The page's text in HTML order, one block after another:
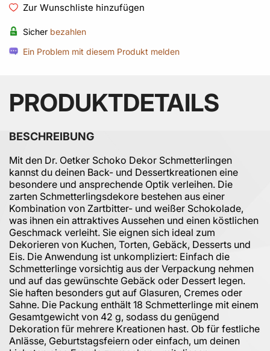
Zur Wunschliste hinzufügen
Sicher bezahlen
Ein Problem mit diesem Produkt melden
PRODUKTDETAILS
BESCHREIBUNG
Mit den Dr. Oetker Schoko Dekor Schmetterlingen
kannst du deinen Back- und Dessertkreationen eine
besondere und ansprechende Optik verleihen. Die
zarten Schmetterlingsdekore bestehen aus einer
Kombination von Zartbitter- und weißer Schokolade,
was ihnen ein attraktives Aussehen und einen köstlichen
Geschmack verleiht. Sie eignen sich ideal zum
Dekorieren von Kuchen, Torten, Gebäck, Desserts und
Eis. Die Anwendung ist unkompliziert: Einfach die
Schmetterlinge vorsichtig aus der Verpackung nehmen
und auf das gewünschte Gebäck oder Dessert legen.
Sie haften besonders gut auf Glasuren, Cremes oder
Sahne. Die Packung enthält 18 Schmetterlinge mit einem
Gesamtgewicht von 42 g, sodass du genügend
Dekoration für mehrere Kreationen hast. Ob für festliche
Anlässe, Geburtstagsfeiern oder einfach, um deinen